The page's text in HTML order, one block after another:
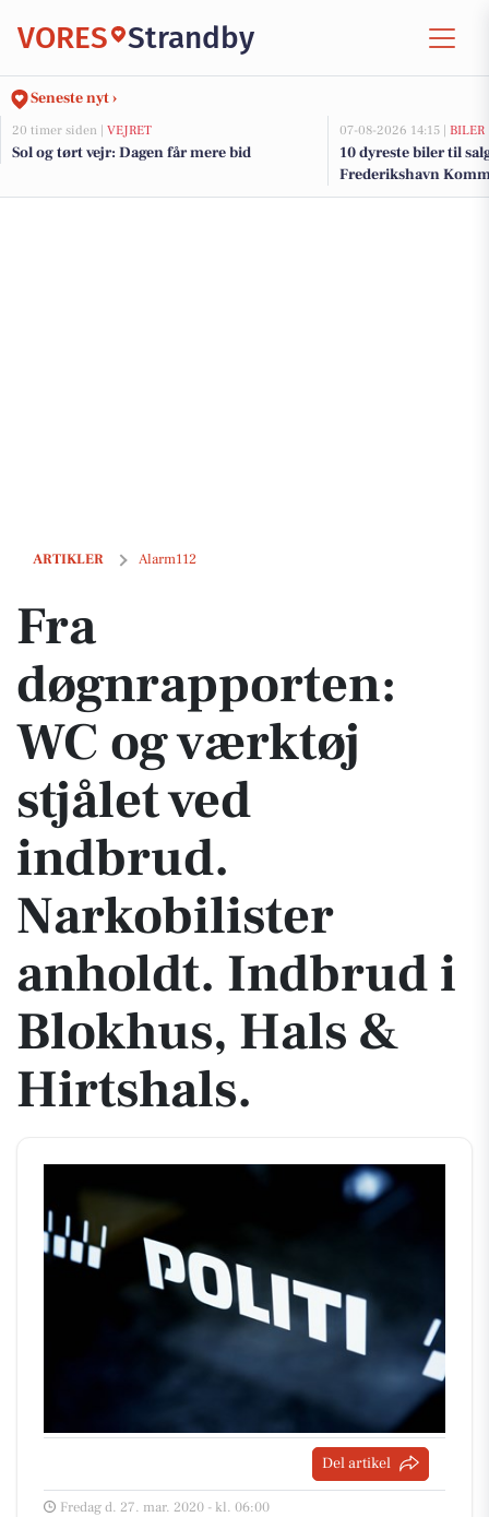
VORES Strandby
Seneste nyt ›
20 timer siden | VEJRET
Sol og tørt vejr: Dagen får mere bid
07-08-2026 14:15 | BILER
10 dyreste biler til
Frederikshavn
ARTIKLER Alarm112
Fra døgnrapporten: WC og værktøj stjålet ved indbrud.
Fra
døgnrapporten:
WC og værktøj
stjålet ved
indbrud.
Narkobilister
anholdt. Indbrud i
Blokhus, Hals &
Hirtshals.
Del artikel
Fredag d. 27. mar. 2020 - kl. 06:00